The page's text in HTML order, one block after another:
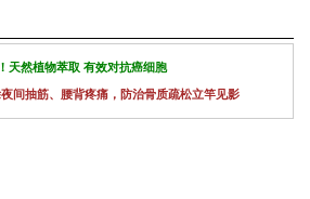
天然植物萃取 有效对抗癌细胞
间抽筋、腰背疼痛，防治骨质疏松立竿见影